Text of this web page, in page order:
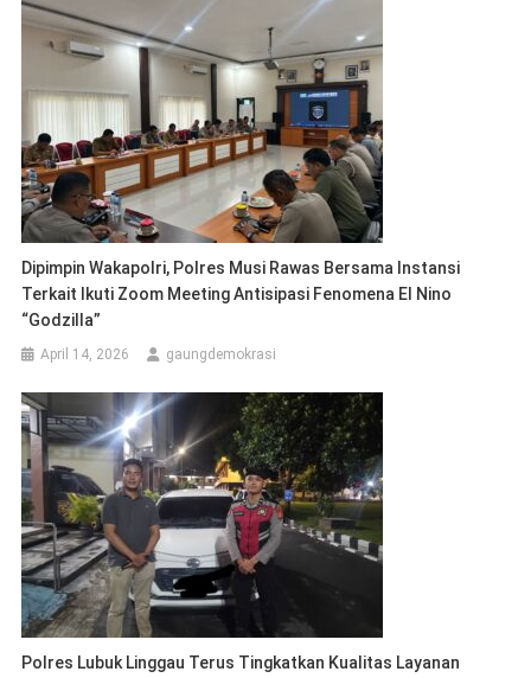
Dipimpin Wakapolri, Polres Musi Rawas Bersama Instansi
Terkait Ikuti Zoom Meeting Antisipasi Fenomena El Nino
“Godzilla”
April 14, 2026 gaungdemokrasi
Polres Lubuk Linggau Terus Tingkatkan Kualitas Layanan